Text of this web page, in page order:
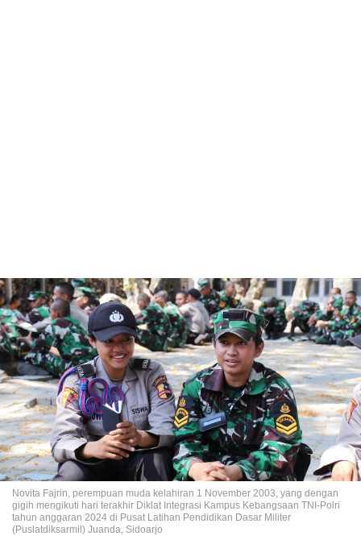
Novita Fajrin, perempuan muda kelahiran 1 November 2003, yang dengan
gigih mengikuti hari terakhir Diklat Integrasi Kampus Kebangsaan TNI-Polri
tahun anggaran 2024 di Pusat Latihan Pendidikan Dasar Militer
(Puslatdiksarmil) Juanda, Sidoarjo